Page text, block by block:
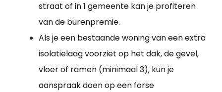
straat of in 1 gemeente kan je profiteren
van de burenpremie.
Als je een bestaande woning van een extra
isolatielaag voorziet op het dak, de gevel,
vloer of ramen (minimaal 3), kun je
aanspraak doen op een forse